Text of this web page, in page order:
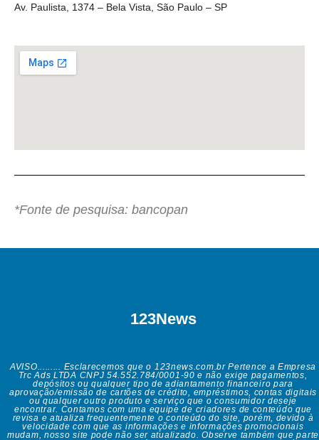
Av. Paulista, 1374 – Bela Vista, São Paulo – SP
*Fonte de pesquisa: bancopan
123News
AVISO......... Esclarecemos que o 123news.com.br Pertence a Empresa
Trc Ads LTDA CNPJ 54.552.784/0001-90 e não exige pagamentos,
depósitos ou qualquer tipo de adiantamento financeiro para
aprovação/emissão de cartões de crédito, empréstimos, contas digitais
ou qualquer outro produto e serviço que o consumidor deseje
encontrar. Contamos com uma equipe de criadores de conteúdo que
revisa e atualiza frequentemente o conteúdo do site, porém, devido à
velocidade com que as informações e informações promocionais
mudam, nosso site pode não ser atualizado. Observe também que parte